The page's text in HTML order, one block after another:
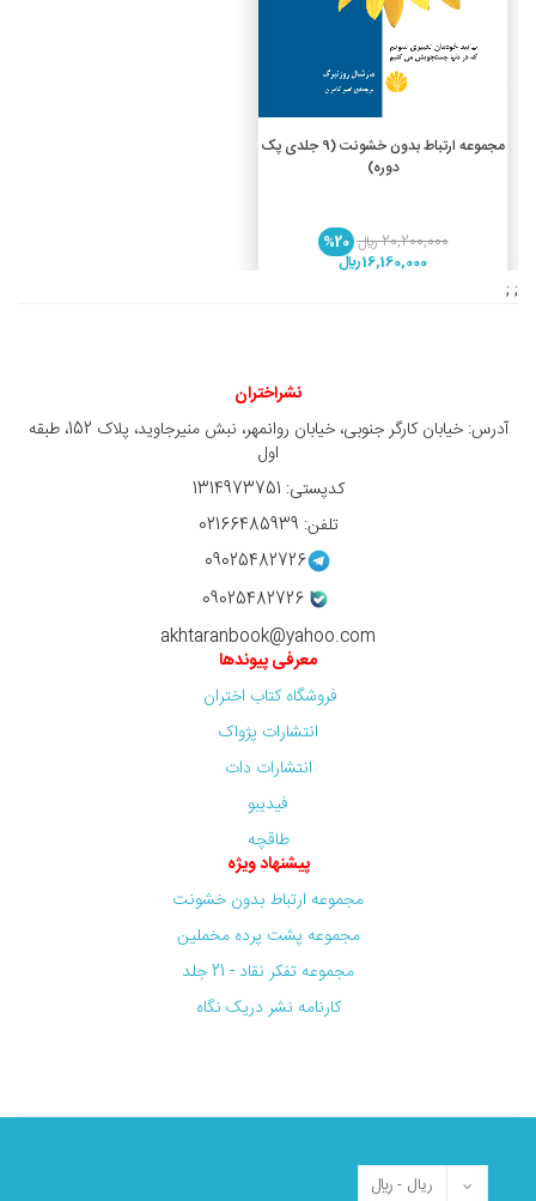
افزودن به سبد خرید مجموعه ارتباط بدون خشونت (9 جلدی پک
دوره)
20,200,000 ريال
%20
16,160,000 ريال
; ;
نشراختران
آدرس: خیابان کارگر جنوبی، خیابان روانمهر، نبش منیرجاوید، پلاک 152، طبقه
اول
کدپستی: 1314973751
تلفن: 02166485939
09025482726
09025482726
akhtaranbook@yahoo.com
معرفی پیوندها
فروشگاه کتاب اختران
انتشارات پژواک
انتشارات دات
فیدیبو
طاقچه
پیشنهاد ویژه
مجموعه ارتباط بدون خشونت
مجموعه پشت پرده مخملین
مجموعه تفکر نقاد - 21 جلد
کارنامه نشر دریک نگاه